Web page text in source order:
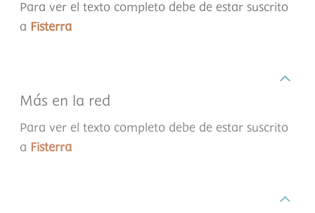
Para ver el texto completo debe de estar suscrito
a Fisterra
Más en la red
Para ver el texto completo debe de estar suscrito
a Fisterra